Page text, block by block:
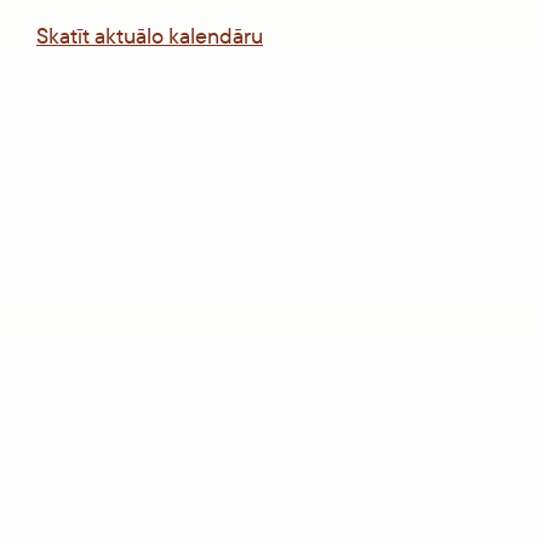
Skatīt aktuālo kalendāru